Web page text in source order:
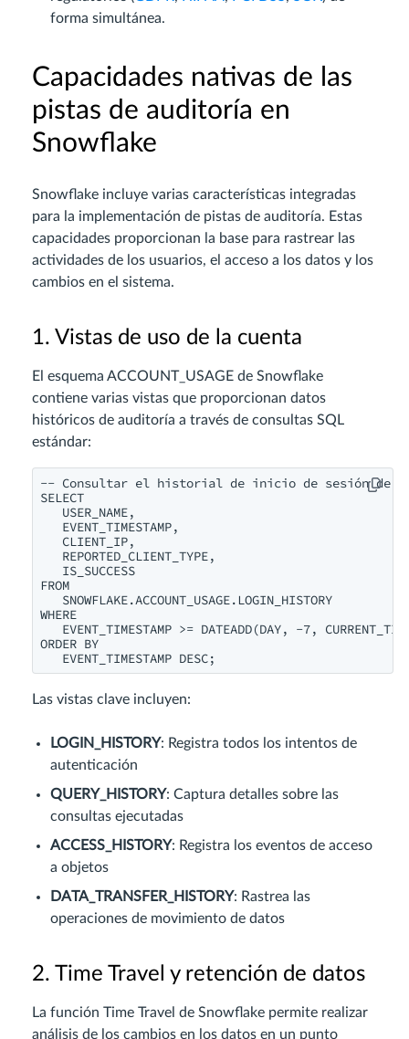
forma simultánea.
Capacidades nativas de las
pistas de auditoría en
Snowflake
Snowflake incluye varias características integradas
para la implementación de pistas de auditoría. Estas
capacidades proporcionan la base para rastrear las
actividades de los usuarios, el acceso a los datos y los
cambios en el sistema.
1. Vistas de uso de la cuenta
El esquema ACCOUNT_USAGE de Snowflake
contiene varias vistas que proporcionan datos
históricos de auditoría a través de consultas SQL
estándar:
-- Consultar el historial de inicio de sesión de
SELECT
   USER_NAME,
   EVENT_TIMESTAMP,
   CLIENT_IP,
   REPORTED_CLIENT_TYPE,
   IS_SUCCESS
FROM
   SNOWFLAKE.ACCOUNT_USAGE.LOGIN_HISTORY
WHERE
EVENT_TIMESTAMP >= DATEADD(DAY, -7,
ORDER BY
Las vistas clave incluyen:
LOGIN_HISTORY: Registra todos los intentos de
autenticación
QUERY_HISTORY: Captura detalles sobre las
consultas ejecutadas
ACCESS_HISTORY: Registra los eventos de acceso
a objetos
DATA_TRANSFER_HISTORY: Rastrea las
operaciones de movimiento de datos
2. Time Travel y retención de datos
La función Time Travel de Snowflake permite realizar
análisis de los cambios en los datos en un punto